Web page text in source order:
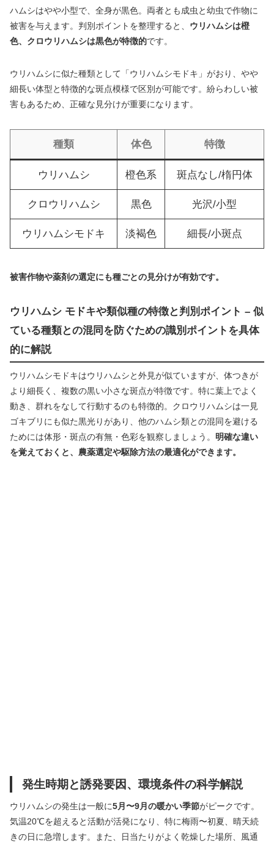
ハムシはやや小型で、全身が黒色。両者とも成虫と幼虫で作物に
被害を与えます。判別ポイントを整理すると、 ウリハムシは橙
色、クロウリハムシは黒色が特徴的です。
ウリハムシに似た種類として「ウリハムシモドキ」がおり、やや
細長い体型と特徴的な斑点模様で区別が可能です。紛らわしい被
害もあるため、正確な見分けが重要になります。
種類 体色 特徴
ウリハムシ 橙色系 斑点なし/楕円体
クロウリハムシ 黒色 光沢/小型
ウリハムシモドキ 淡褐色 細長/小斑点
被害作物や薬剤の選定にも種ごとの見分けが有効です。
ウリハムシ モドキや類似種の特徴と判別ポイント – 似
ている種類との混同を防ぐための識別ポイントを具体
的に解説
ウリハムシモドキはウリハムシと外見が似ていますが、体つきが
より細長く、複数の黒い小さな斑点が特徴です。特に葉上でよく
動き、群れをなして行動するのも特徴的。クロウリハムシは一見
ゴキブリにも似た黒光りがあり、他のハムシ類との混同を避ける
ためには体形・斑点の有無・色彩を観察しましょう。 明確な違い
を覚えておくと、農薬選定や駆除方法の最適化ができます。
発生時期と誘発要因、環境条件の科学解説
ウリハムシの発生は一般に5月〜9月の暖かい季節がピークです。
気温20℃を超えると活動が活発になり、特に梅雨〜初夏、晴天続
きの日に急増します。また、日当たりがよく乾燥した場所、風通